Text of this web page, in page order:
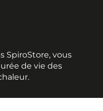
SpiroStore, vous
de vie des